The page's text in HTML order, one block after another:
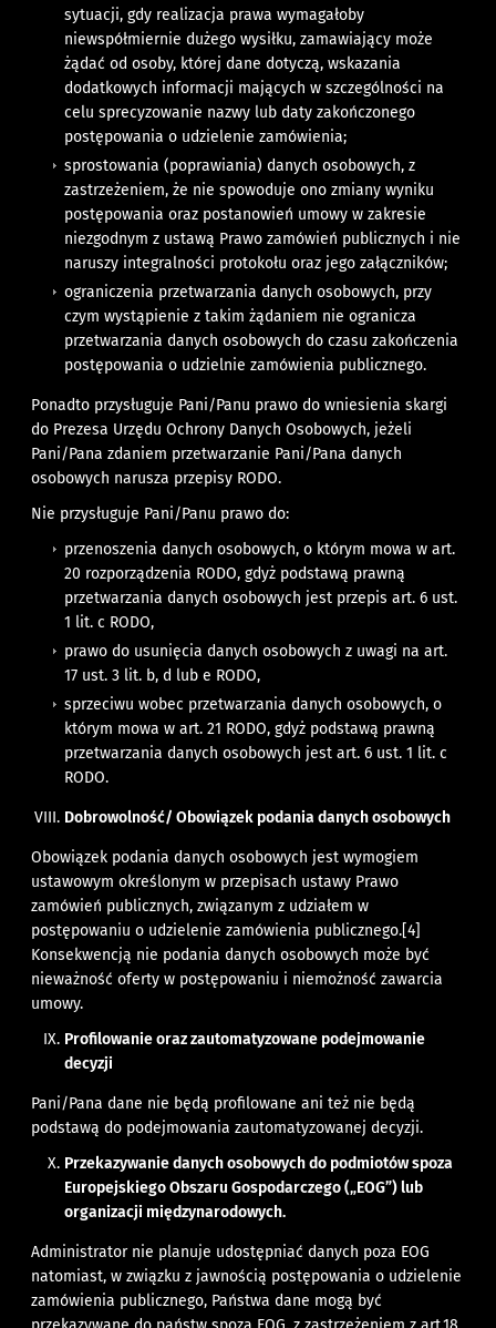
sytuacji, gdy realizacja prawa wymagałoby
niewspółmiernie dużego wysiłku, zamawiający może
żądać od osoby, której dane dotyczą, wskazania
dodatkowych informacji mających w szczególności na
celu sprecyzowanie nazwy lub daty zakończonego
postępowania o udzielenie zamówienia;
sprostowania (poprawiania) danych osobowych, z
zastrzeżeniem, że nie spowoduje ono zmiany wyniku
postępowania oraz postanowień umowy w zakresie
niezgodnym z ustawą Prawo zamówień publicznych i nie
naruszy integralności protokołu oraz jego załączników;
ograniczenia przetwarzania danych osobowych, przy
czym wystąpienie z takim żądaniem nie ogranicza
przetwarzania danych osobowych do czasu zakończenia
postępowania o udzielnie zamówienia publicznego.
Ponadto przysługuje Pani/Panu prawo do wniesienia skargi
do Prezesa Urzędu Ochrony Danych Osobowych, jeżeli
Pani/Pana zdaniem przetwarzanie Pani/Pana danych
osobowych narusza przepisy RODO.
Nie przysługuje Pani/Panu prawo do:
przenoszenia danych osobowych, o którym mowa w art.
20 rozporządzenia RODO, gdyż podstawą prawną
przetwarzania danych osobowych jest przepis art. 6 ust.
1 lit. c RODO,
prawo do usunięcia danych osobowych z uwagi na art.
17 ust. 3 lit. b, d lub e RODO,
sprzeciwu wobec przetwarzania danych osobowych, o
którym mowa w art. 21 RODO, gdyż podstawą prawną
przetwarzania danych osobowych jest art. 6 ust. 1 lit. c
RODO.
Dobrowolność/ Obowiązek podania danych osobowych
Obowiązek podania danych osobowych jest wymogiem
ustawowym określonym w przepisach ustawy Prawo
zamówień publicznych, związanym z udziałem w
postępowaniu o udzielenie zamówienia publicznego.[4]
Konsekwencją nie podania danych osobowych może być
nieważność oferty w postępowaniu i niemożność zawarcia
umowy.
Profilowanie oraz zautomatyzowane podejmowanie
decyzji
Pani/Pana dane nie będą profilowane ani też nie będą
podstawą do podejmowania zautomatyzowanej decyzji.
Przekazywanie danych osobowych do podmiotów spoza
Europejskiego Obszaru Gospodarczego („EOG”) lub
organizacji międzynarodowych.
Administrator nie planuje udostępniać danych poza EOG
natomiast, w związku z jawnością postępowania o udzielenie
zamówienia publicznego, Państwa dane mogą być